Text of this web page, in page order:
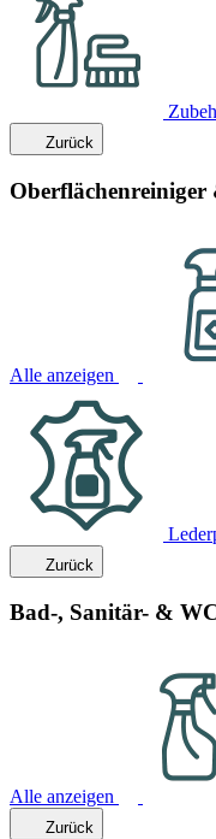
Zurück
Oberflächenreiniger
Alle anzeigen
Zurück
Bad-, Sanitär- &
Alle anzeigen
Zurück